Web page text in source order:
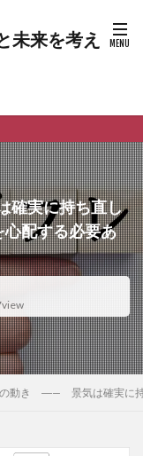
実に持ち直し
配する必要あ
の動き ―— 景気は確実に